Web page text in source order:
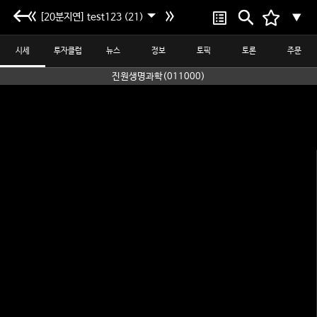
[20분지연] test123 (21) ▼
시세 투자클럽 뉴스 정보 토픽 토론 주문
진원생명과학(011000)